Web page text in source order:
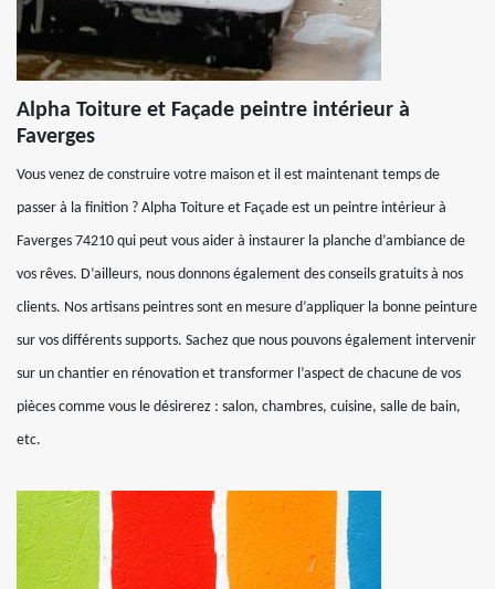
Alpha Toiture et Façade peintre intérieur à
Faverges
Vous venez de construire votre maison et il est maintenant temps de
passer à la finition ? Alpha Toiture et Façade est un peintre intérieur à
Faverges 74210 qui peut vous aider à instaurer la planche d’ambiance de
vos rêves. D’ailleurs, nous donnons également des conseils gratuits à nos
clients. Nos artisans peintres sont en mesure d’appliquer la bonne peinture
sur vos différents supports. Sachez que nous pouvons également intervenir
sur un chantier en rénovation et transformer l’aspect de chacune de vos
pièces comme vous le désirerez : salon, chambres, cuisine, salle de bain,
etc.